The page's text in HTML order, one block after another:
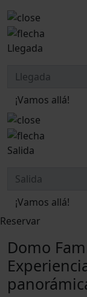
Llegada
¡Vamos allá!
Salida
¡Vamos allá!
Reservar
Domo